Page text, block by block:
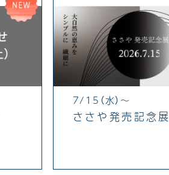
7/15（水）～
ささや発売記念展